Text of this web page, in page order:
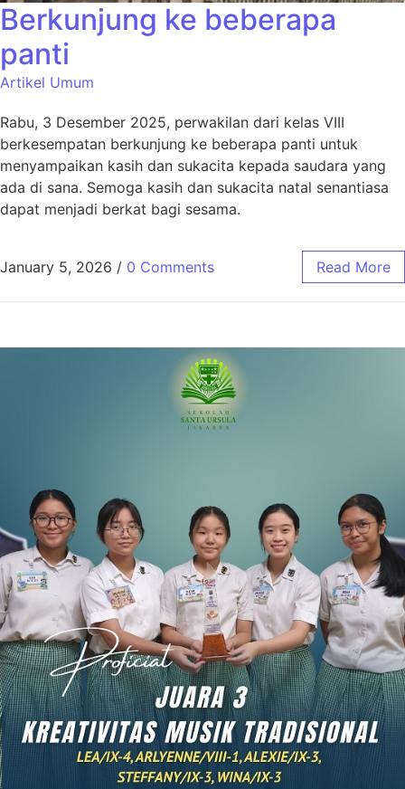
Berkunjung ke beberapa
panti
Artikel Umum
Rabu, 3 Desember 2025, perwakilan dari kelas VIII
berkesempatan berkunjung ke beberapa panti untuk
menyampaikan kasih dan sukacita kepada saudara yang
ada di sana. Semoga kasih dan sukacita natal senantiasa
dapat menjadi berkat bagi sesama.
January 5, 2026 / 0 Comments Read More